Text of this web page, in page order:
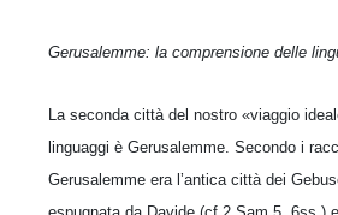
Gerusalemme: la comprensione delle
La seconda città del nostro «viaggio
linguaggi è Gerusalemme. Secondo i
Gerusalemme era l’antica città dei